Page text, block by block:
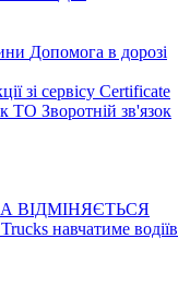
Допомога в дорозі
зі сервісу Certificate
ТО Зворотній зв'язок
ВІДМІНЯЄТЬСЯ
навчатиме водіїв